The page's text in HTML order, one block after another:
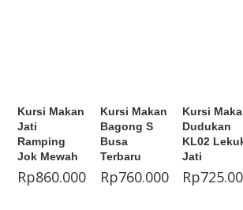
Kursi Makan
Jati
Ramping
Jok Mewah
Rp860.000
Kursi Makan
Bagong S
Busa
Terbaru
Rp760.000
Kursi
Dudukan
KL02
Jati
Rp